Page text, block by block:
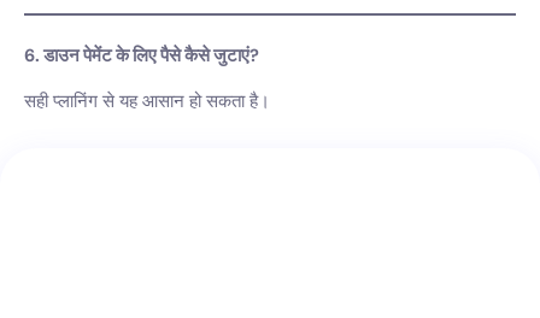
6. डाउन पेमेंट के लिए पैसे कैसे जुटाएं?
सही प्लानिंग से यह आसान हो सकता है।